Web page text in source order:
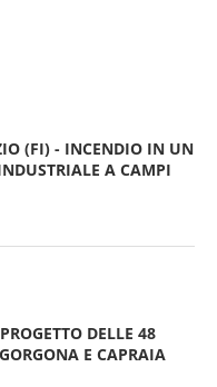
(FI) - INCENDIO IN UN
A CAMPI
DELLE 48
E CAPRAIA